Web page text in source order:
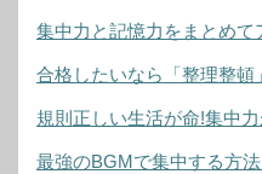
集中力と記憶力をまとめて
合格したいなら「整理整頓
規則正しい生活が命!集中
最強のBGMで集中する方